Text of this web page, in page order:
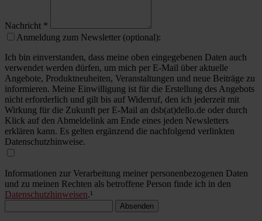
Nachricht *
Anmeldung zum Newsletter (optional):
Ich bin einverstanden, dass meine oben eingegebenen Daten auch
verwendet werden dürfen, um mich per E-Mail über aktuelle
Angebote, Produktneuheiten, Veranstaltungen und neue Beiträge zu
informieren. Meine Einwilligung ist für die Erstellung des Angebots
nicht erforderlich und gilt bis auf Widerruf, den ich jederzeit mit
Wirkung für die Zukunft per E-Mail an dsb(at)dello.de oder durch
Klick auf den Abmeldelink am Ende eines jeden Newsletters
erklären kann. Es gelten ergänzend die nachfolgend verlinkten
Datenschutzhinweise.
Informationen zur Verarbeitung meiner personenbezogenen Daten
und zu meinen Rechten als betroffene Person finde ich in den
Datenschutzhinweisen.¹
Absenden